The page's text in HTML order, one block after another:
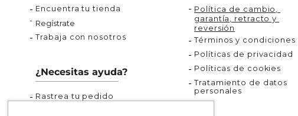
Encuentra tu tienda
Regístrate
Trabaja con nosotros
¿Necesitas ayuda?
Rastrea tu pedido
Política de cambio,
garantía, retracto y
reversión
Términos y condiciones
Políticas de privacidad
Políticas de cookies
Tratamiento de datos
personales